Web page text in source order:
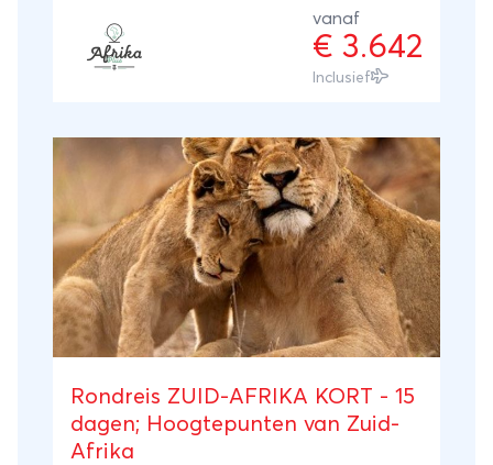
Johannesburg rijdt u per camper langs de
vele hoogtepunten die Zuid-Afrika rijk is,
zoals het Kruger National Park, Hluhluwe
wijngaarden van Stellenbosch en natuurlijk
vanaf
€ 3.642
Inclusief
Rondreis ZUID-AFRIKA KORT - 15
dagen; Hoogtepunten van Zuid-
Afrika